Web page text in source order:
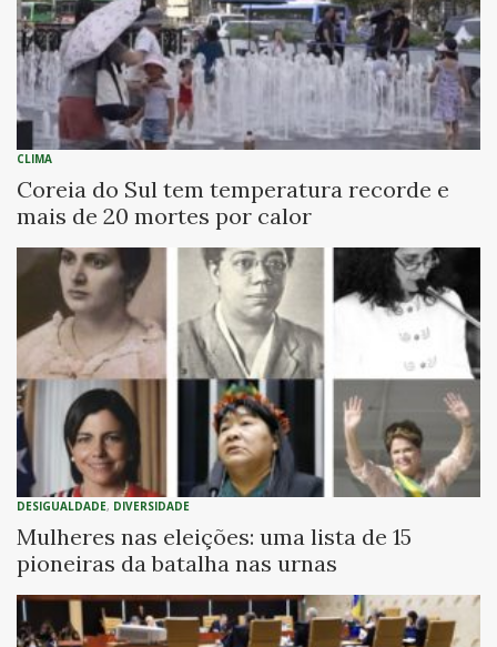
CLIMA
Coreia do Sul tem temperatura recorde e
mais de 20 mortes por calor
DESIGUALDADE, DIVERSIDADE
Mulheres nas eleições: uma lista de 15
pioneiras da batalha nas urnas